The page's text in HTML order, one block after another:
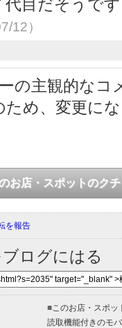
代目だそうで
12）
の主観的なコ
ため、変更に
お店・スポットのク
を報告
ログにはる
■このお店・スポッ
読取機能付きのモ